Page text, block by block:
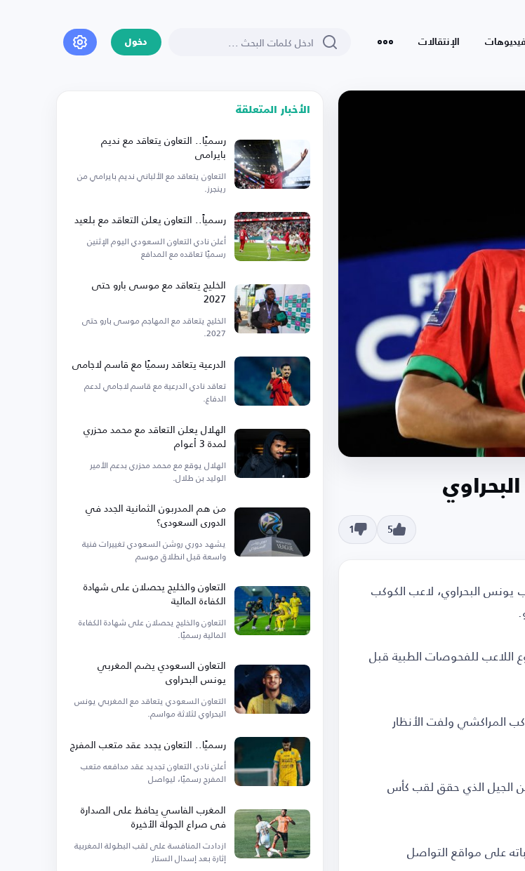
الإنتقالات دخول
5
1
يونس البحراوي، لاعب الكوكب
اللاعب للفحوصات الطبية قبل
مع الكوكب المراكشي ولفت الأنظار
تحت 20 عامًا، كما كان ضمن الجيل الذي حقق لقب كأس
على مواقع التواصل
الأخبار المتعلقة
رسميًا.. التعاون يتعاقد مع نديم
بايرامي
التعاون يتعاقد مع الألباني نديم بايرامي من
رينجرز.
رسمياً.. التعاون يعلن التعاقد مع بلعيد
أعلن نادي التعاون السعودي اليوم الإثنين
رسميًا تعاقده مع المدافع
الخليج يتعاقد مع موسى بارو حتى
2027
الخليج يتعاقد مع المهاجم موسى بارو حتى
2027.
الدرعية يتعاقد رسميًا مع قاسم لاجامي
تعاقد نادي الدرعية مع قاسم لاجامي لدعم
الدفاع.
الهلال يعلن التعاقد مع محمد محزري
لمدة 3 أعوام
الهلال يوقع مع محمد محزري بدعم الأمير
الوليد بن طلال.
من هم المدربون الثمانية الجدد في
الدوري السعودي؟
يشهد دوري روشن السعودي تغييرات فنية
واسعة قبل انطلاق موسم
التعاون والخليج يحصلان على شهادة
الكفاءة المالية
التعاون والخليج يحصلان على شهادة الكفاءة
المالية رسميًا.
التعاون السعودي يضم المغربي
يونس البحراوي
التعاون السعودي يتعاقد مع المغربي يونس
البحراوي لثلاثة مواسم.
رسميًا.. التعاون يجدد عقد متعب المفرج
أعلن نادي التعاون تجديد عقد مدافعه متعب
المفرج رسميًا، ليواصل
المغرب الفاسي يحافظ على الصدارة
في صراع الجولة الأخيرة
ازدادت المنافسة على لقب البطولة المغربية
إثارة بعد إسدال الستار